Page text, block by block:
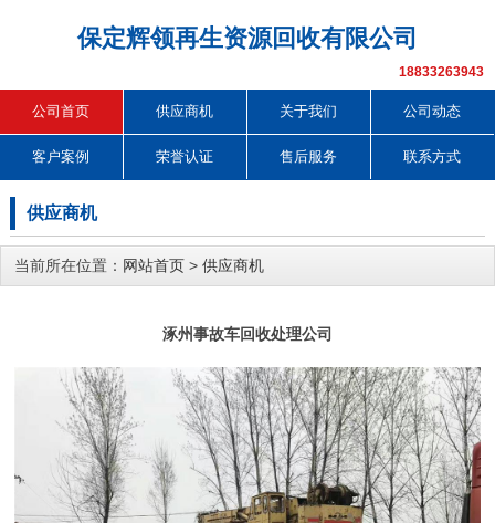
保定辉领再生资源回收有限公司
18833263943
公司首页 供应商机 关于我们 公司动态
客户案例 荣誉认证 售后服务 联系方式
供应商机
当前所在位置： 网站首页 > 供应商机
涿州事故车回收处理公司